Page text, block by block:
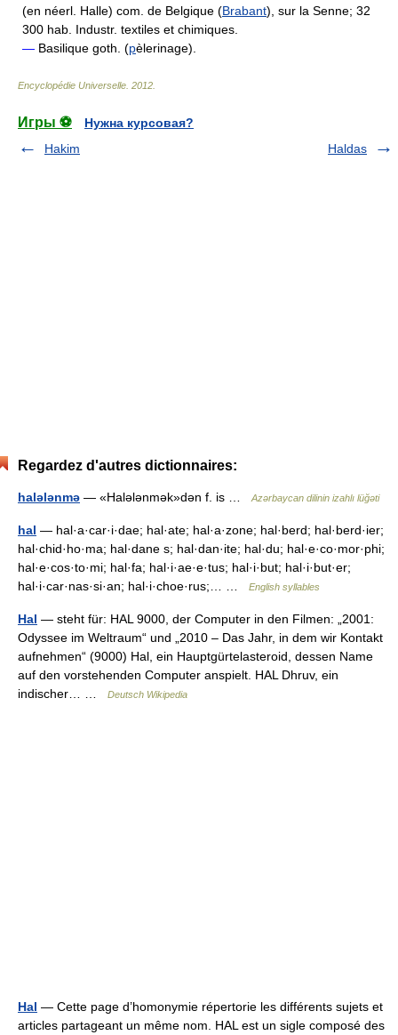
(en néerl. Halle) com. de Belgique (Brabant), sur la Senne; 32
300 hab. Industr. textiles et chimiques.
— Basilique goth. (pèlerinage).
Encyclopédie Universelle 2012
Игры ⚽
Нужна курсовая?
Hakim
Haldas
Regardez d'autres dictionnaires:
halələnmə — «Halələnmək»dən f. is … Azərbaycan dilinin izahlı lüğəti
hal — hal·a·car·i·dae; hal·ate; hal·a·zone; hal·berd; hal·berd·ier;
hal·chid·ho·ma; hal·dane s; hal·dan·ite; hal·du; hal·e·co·mor·phi;
hal·e·cos·to·mi; hal·fa; hal·i·ae·e·tus; hal·i·but; hal·i·but·er;
hal·i·car·nas·si·an; hal·i·choe·rus;… …
English syllables
Hal — steht für: HAL 9000, der Computer in den Filmen: „2001:
Odyssee im Weltraum“ und „2010 – Das Jahr, in dem wir Kontakt
aufnehmen“ (9000) Hal, ein Hauptgürtelasteroid, dessen Name
auf den vorstehenden Computer anspielt. HAL Dhruv, ein
indischer… …
Deutsch Wikipedia
Hal — Cette page d’homonymie répertorie les différents sujets et
articles partageant un même nom. HAL est un sigle composé des